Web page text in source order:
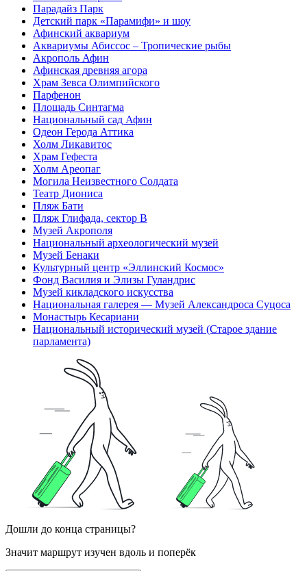
Парадайз Парк
Детский парк «Парамифи» и шоу
Афинский аквариум
Аквариумы Абиссос – Тропические рыбы
Акрополь Афин
Афинская древняя агора
Храм Зевса Олимпийского
Парфенон
Площадь Синтагма
Национальный сад Афин
Одеон Герода Аттика
Холм Ликавитос
Храм Гефеста
Холм Ареопаг
Могила Неизвестного Солдата
Театр Диониса
Пляж Бати
Пляж Глифада, сектор B
Музей Акрополя
Национальный археологический музей
Музей Бенаки
Культурный центр «Эллинский Космос»
Фонд Василия и Элизы Гуландрис
Музей кикладского искусства
Национальная галерея — Музей Александроса Суцоса
Монастырь Кесариани
Национальный исторический музей (Старое здание
парламента)
Дошли до конца страницы?
Значит маршрут изучен вдоль и поперёк